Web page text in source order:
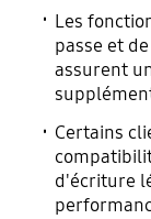
Garantie
3 ans
Les
passe et
assurent
Certains
d'écriture